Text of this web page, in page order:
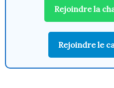
Rejoindre la
Rejoindre le